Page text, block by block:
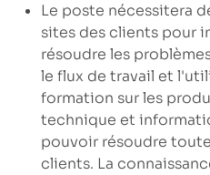
Le poste nécessitera
sites des clients pour
résoudre les
le flux de travail et
formation sur les
technique et
pouvoir résoudre
clients. La